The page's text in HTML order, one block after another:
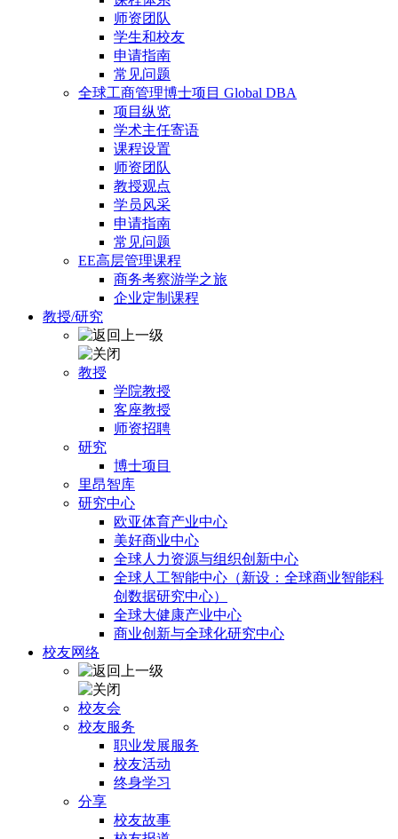
师资团队
学生和校友
申请指南
常见问题
全球工商管理博士项目 Global DBA
项目纵览
学术主任寄语
课程设置
师资团队
教授观点
学员风采
申请指南
常见问题
EE高层管理课程
商务考察游学之旅
企业定制课程
教授/研究
教授
学院教授
客座教授
师资招聘
研究
博士项目
里昂智库
研究中心
欧亚体育产业中心
美好商业中心
全球人力资源与组织创新中心
全球人工智能中心（新设：全球商业智能科
创数据研究中心）
全球大健康产业中心
商业创新与全球化研究中心
校友网络
校友会
校友服务
职业发展服务
校友活动
终身学习
分享
校友故事